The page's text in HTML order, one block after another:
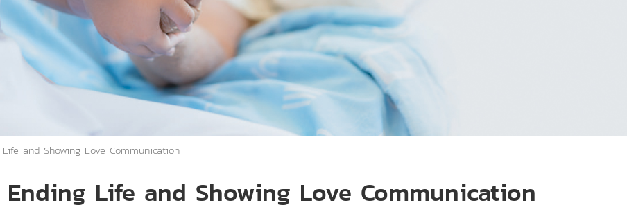
and Showing Love Communication
Ending Life and Showing Love Communication